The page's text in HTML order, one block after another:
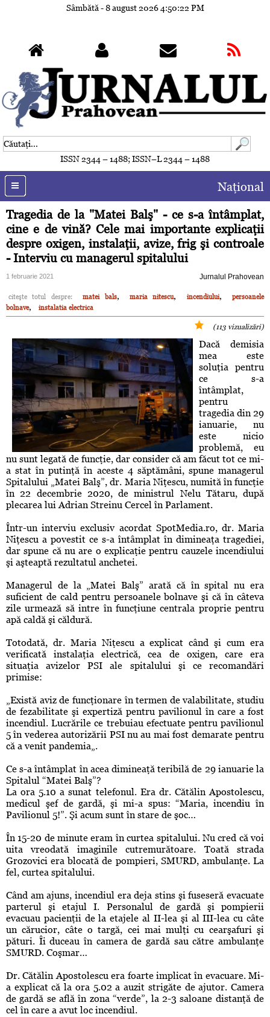
Sâmbătă - 8 august 20264:50:24 PM
ISSN 2344 – 1488; ISSN–L 2344 – 1488
Naţional
Tragedia de la "Matei Balş" - ce s-a întâmplat,
cine e de vină? Cele mai importante explicaţii
despre oxigen, instalaţii, avize, frig şi controale
- Interviu cu managerul spitalului
1 februarie 2021 Jurnalul Prahovean
citeşte totul despre: matei bals, maria nitescu, incendiului,
persoanele
bolnave, instalatia electrica
(113 vizualizări)
Dacă demisia
mea este
soluţia pentru
ce s-a
întâmplat,
pentru
tragedia din 29
ianuarie, nu
este nicio
problemă, eu
nu sunt legată de funcţie, dar consider că am făcut tot ce mi-
a stat în putinţă în aceste 4 săptămâni, spune managerul
Spitalului „Matei Balş”, dr. Maria Niţescu, numită în funcţie
în 22 decembrie 2020, de ministrul Nelu Tătaru, după
plecarea lui Adrian Streinu Cercel în Parlament.
Într-un interviu exclusiv acordat SpotMedia.ro, dr. Maria
Niţescu a povestit ce s-a întâmplat în dimineaţa tragediei,
dar spune că nu are o explicaţie pentru cauzele incendiului
şi aşteaptă rezultatul anchetei.
Managerul de la „Matei Balş” arată că în spital nu era
suficient de cald pentru persoanele bolnave şi că în câteva
zile urmează să intre în funcţiune centrala proprie pentru
apă caldă şi căldură.
Totodată, dr. Maria Niţescu a explicat când şi cum era
verificată instalaţia electrică, cea de oxigen, care era
situaţia avizelor PSI ale spitalului şi ce recomandări
primise:
„Există aviz de funcţionare în termen de valabilitate, studiu
de fezabilitate şi expertiză pentru pavilionul în care a fost
incendiul. Lucrările ce trebuiau efectuate pentru pavilionul
5 în vederea autorizării PSI nu au mai fost demarate pentru
că a venit pandemia„.
Ce s-a întâmplat în acea dimineaţă teribilă de 29 ianuarie la
Spitalul “Matei Balş”?
La ora 5.10 a sunat telefonul. Era dr. Cătălin Apostolescu,
medicul şef de gardă, şi mi-a spus: “Maria, incendiu în
Pavilionul 5!”. Şi acum sunt în stare de şoc…
În 15-20 de minute eram în curtea spitalului. Nu cred că voi
uita vreodată imaginile cutremurătoare. Toată strada
Grozovici era blocată de pompieri, SMURD, ambulanţe. La
fel, curtea spitalului.
Când am ajuns, incendiul era deja stins şi fuseseră evacuate
parterul şi etajul I. Personalul de gardă şi pompierii
evacuau pacienţii de la etajele al II-lea şi al III-lea cu câte
un cărucior, câte o targă, cei mai mulţi cu cearşafuri şi
pături. Îi duceau în camera de gardă sau către ambulanţe
SMURD. Coşmar…
Dr. Cătălin Apostolescu era foarte implicat în evacuare. Mi-
a explicat că la ora 5.02 a auzit strigăte de ajutor. Camera
de gardă se află în zona “verde”, la 2-3 saloane distanţă de
cel în care a avut loc incendiul.